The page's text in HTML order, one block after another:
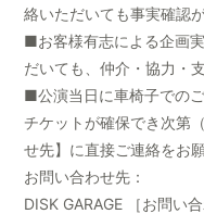
絡いただいても事実確認
■お客様有志による企画
だいても、仲介・協力・
■公演当日に車椅子での
チケットが確保でき次第
せ先】に直接ご連絡をお
お問い合わせ先：
DISK GARAGE ［お問い